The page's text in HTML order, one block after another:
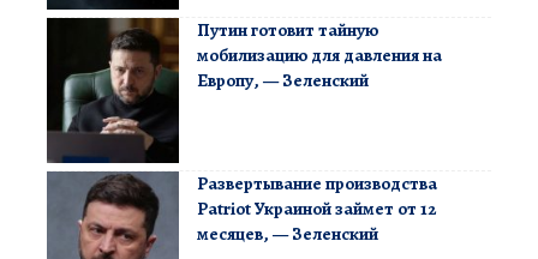
Путин готовит тайную
мобилизацию для давления на
Европу, — Зеленский
Развертывание производства
Patriot Украиной займет от 12
месяцев, — Зеленский